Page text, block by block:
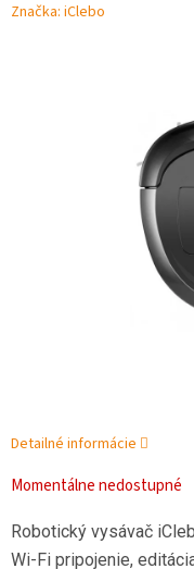
Značka: iClebo
Momentálne nedostupné
Robotický vysávač
Wi-Fi pripojenie,
Detailné informácie